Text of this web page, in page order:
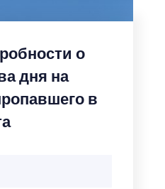
о
дня на
в